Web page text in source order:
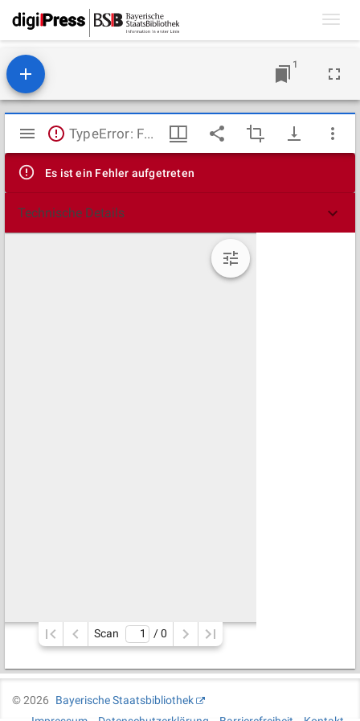
1
Mirador
Viewer
TypeError: Failed to fetch
Es ist ein Fehler aufgetreten
Technische Details
Scan / 0
©2026
Bayerische Staatsbibliothek